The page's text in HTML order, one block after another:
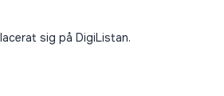
sig på DigiListan.